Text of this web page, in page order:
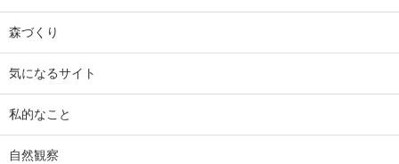
森づくり
気になるサイト
私的なこと
自然観察